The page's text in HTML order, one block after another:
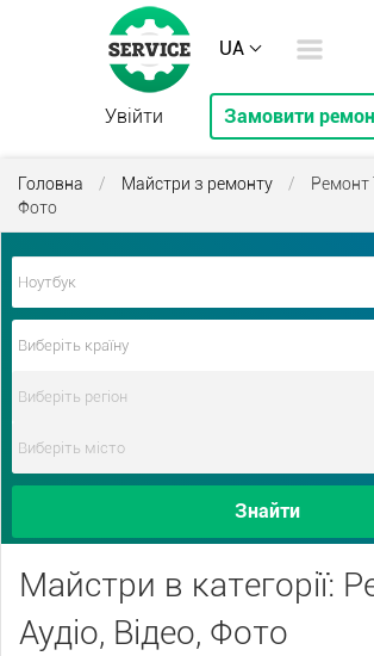
UA
Увійти Замовити
Головна / Майстри з ремонту /
Ремонт
Фото
Знайти
Майстри в категорії:
Аудіо, Відео, Фото